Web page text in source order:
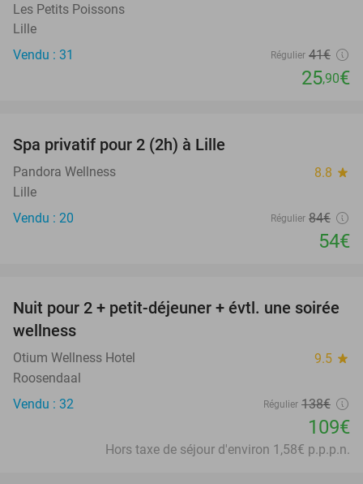
Les Petits Poissons
Lille
Vendu : 31
Régulier 41€
25,90€
Spa privatif pour 2 (2h) à Lille
Pandora Wellness 8.8 star
Lille
Vendu : 20
Régulier 84€
54€
21%
Nuit pour 2 + petit-déjeuner + évtl. une soirée
wellness
Otium Wellness Hotel 9.5 star
Roosendaal
Vendu : 32
Régulier 138€
109€
Hors taxe de séjour d'environ 1,58€ p.p.p.n.